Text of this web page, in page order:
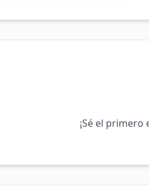
¡Sé el primero